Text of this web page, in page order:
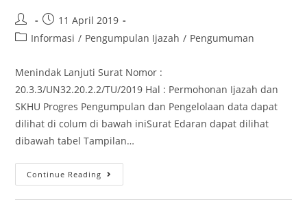
11 April 2019
Informasi / Pengumpulan Ijazah / Pengumuman
Menindak Lanjuti Surat Nomor :
20.3.3/UN32.20.2.2/TU/2019 Hal : Permohonan Ijazah dan
SKHU Progres Pengumpulan dan Pengelolaan data dapat
dilihat di colum di bawah iniSurat Edaran dapat dilihat
dibawah tabel Tampilan…
Continue Reading